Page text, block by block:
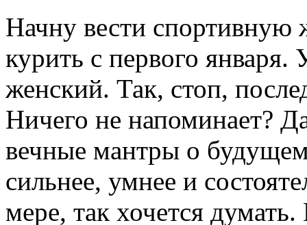
Начну вести спортивную
курить с первого
женский. Так, стоп,
Ничего не напоминает?
вечные мантры о
сильнее, умнее и
мере, так хочется